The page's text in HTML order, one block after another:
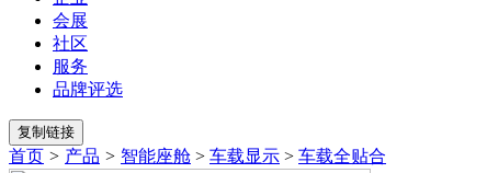
会展
社区
服务
品牌评选
首页 > 产品 > 智能座舱 > 车载显示 > 车载全贴合